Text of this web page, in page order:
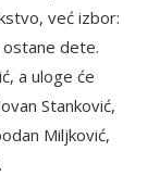
već izbor:
dete.
a uloge će
Stanković,
Miljković,